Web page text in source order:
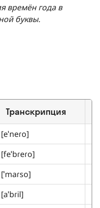
времён года в
буквы.
Транскрипция
[eˈneɾo]
[feˈbɾeɾo]
[ˈmaɾso]
[aˈbɾil]